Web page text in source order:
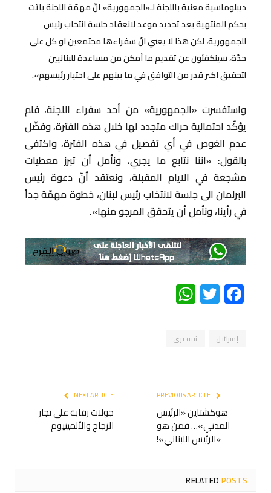
ديبلوماسية معنية باللجنة لـ«الجمهورية» انّ مهمّة اللجنة باتت
بحكم المنتهية بعد تحديد موعد لانعقاد جلسة انتخاب رئيس
للجمهورية، لكن هذا لا يعني انّ سفراءها مجتمعين او كل على
حدّة، سينكفئون عن تقديم ما أمكن من مساعدة للبنانيين
لتحقيق اكبر قدر من التوافق في ما بينهم على اختيار رئيسهم».
واستفسرت «الجمهورية» من أحد سفراء اللجنة، فلم
يؤكّد احتمالية حراك متجدد لها خلال هذه الفترة، وفضّل
عدم الغوص في أي تفصيل في هذه الفترة، واكتفى
بالقول: «اننا نتابع ما يجري، ونأمل أن تبرز معطيات
مشجعة في الايام المقبلة، ونعتقد أنّ دعوة رئيس
البرلمان الى جلسة لانتخاب رئيس لبنان، خطوة مهمّة جداً
في رأينا، ونأمل أن يتحقق المرجو منها».
Facebook
Twitter
WhatsApp
إسرائيل نبيه بري
هوكشتاين «الرئيس
المدني»… فمن هو
«الرئيس اللبناني»!
NEXT ARTICLE
جولات رقابة على تجار
الزجاج والألمينيوم
RELATEDPOSTS